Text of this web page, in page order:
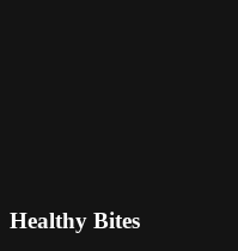
Healthy Bites